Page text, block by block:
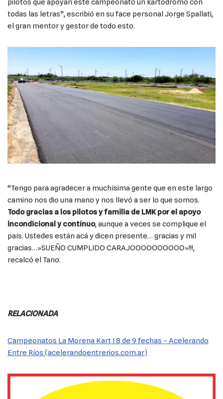
pilotos que apoyan este campeonato un kartódromo con
todas las letras”, escribió en su face personal Jorge Spallati,
el gran mentor y gestor de todo esto.
“Tengo para agradecer a muchísima gente que en este largo
camino nos dio una mano y nos llevó a ser lo que somos.
Todo gracias a los pilotos y familia de LMK por el apoyo
incondicional y contínuo, aunque a veces se complique el
país. Ustedes están acá y dicen presente… gracias y mil
gracias…»SUEÑO CUMPLIDO CARAJOOOOOOOOOO»!!!,
recalcó el Tano.
RELACIONADA
Campeonatos La Morena Kart I 8 de 9 fechas – Acelerando
Entre Ríos (acelerandoentrerios.com.ar)